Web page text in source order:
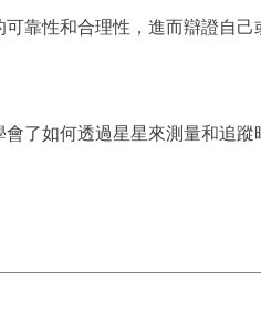
靠性和合理性，進而辯證自己
了如何透過星星來測量和追蹤